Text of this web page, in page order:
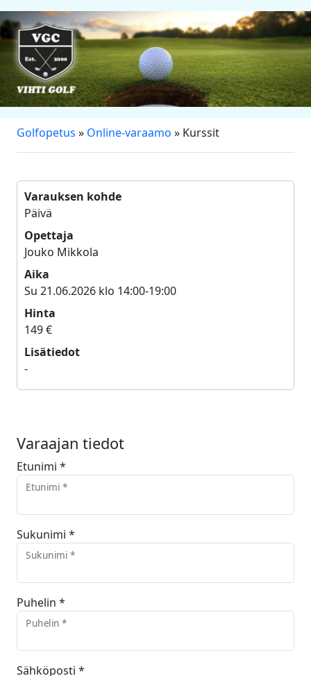
Golfopetus » Online-varaamo » Kurssit
Varauksen kohde
Päivä
Opettaja
Jouko Mikkola
Aika
Su 21.06.2026 klo 14:00-19:00
Hinta
149 €
Lisätiedot
-
Varaajan tiedot
Etunimi *
Etunimi *
Sukunimi *
Sukunimi *
Puhelin *
Puhelin *
Sähköposti *